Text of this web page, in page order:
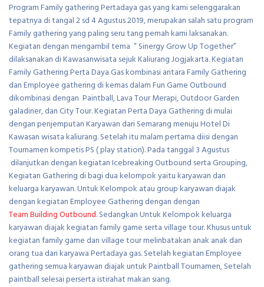
Program Family gathering Pertadaya gas yang kami selenggarakan
tepatnya di tangal 2 sd 4 Agustus 2019, merupakan salah satu program
Family gathering yang paling seru tang pernah kami laksanakan.
Kegiatan dengan mengambil tema ” Sinergy Grow Up Together”
dilaksanakan di Kawasanwisata sejuk Kaliurang Jogjakarta. Kegiatan
Family Gathering Perta Daya Gas kombinasi antara Family Gathering
dan Employee gathering di kemas dalam Fun Game Outbound
dikombinasi dengan Paintball, Lava Tour Merapi, Outdoor Garden
galadiner, dan City Tour. Kegiatan Perta Daya Gathering di mulai
dengan penjemputan Karyawan dari Semarang menuju Hotel Di
Kawasan wisata kaliurang. Setelah itu malam pertama diisi dengan
Tournamen kompetis PS ( play station). Pada tanggal 3 Agustus
dilanjutkan dengan kegiatan Icebreaking Outbound serta Grouping,
Kegiatan Gathering di bagi dua kelompok yaitu karyawan dan
keluarga karyawan. Untuk Kelompok atau group karyawan diajak
dengan kegiatan Employee Gathering dengan dengan
Team Building Outbound. Sedangkan Untuk Kelompok keluarga
karyawan diajak kegiatan family game serta village tour. Khusus untuk
kegiatan family game dan village tour melinbatakan anak anak dan
orang tua dari karyawa Pertadaya gas. Setelah kegiatan Employee
gathering semua karyawan diajak untuk Paintball Tournamen, Setelah
paintball selesai perserta istirahat makan siang.